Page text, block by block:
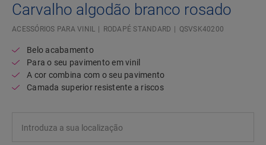
Carvalho algodão branco rosado
ACESSÓRIOS PARA VINIL RODAPÉ STANDARD QSVSK40200
Belo acabamento
Para o seu pavimento em vinil
A cor combina com o seu pavimento
Camada superior resistente a riscos